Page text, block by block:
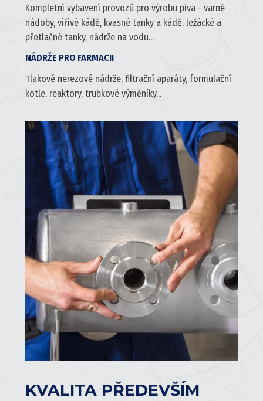
Kompletní vybavení provozů pro výrobu piva - varné
nádoby, vířivé kádě, kvasné tanky a kádě, ležácké a
přetlačné tanky, nádrže na vodu...
NÁDRŽE PRO FARMACII
Tlakové nerezové nádrže, filtrační aparáty, formulační
kotle, reaktory, trubkové výměníky...
KVALITA PŘEDEVŠÍM